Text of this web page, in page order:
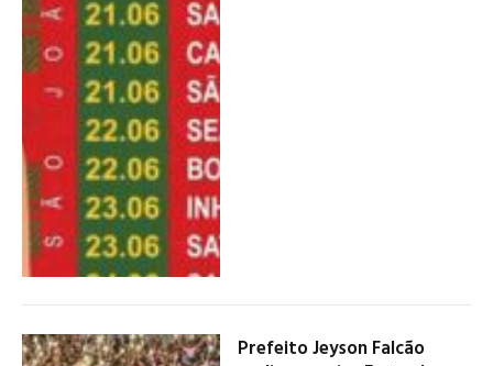
Prefeito Jeyson Falcão